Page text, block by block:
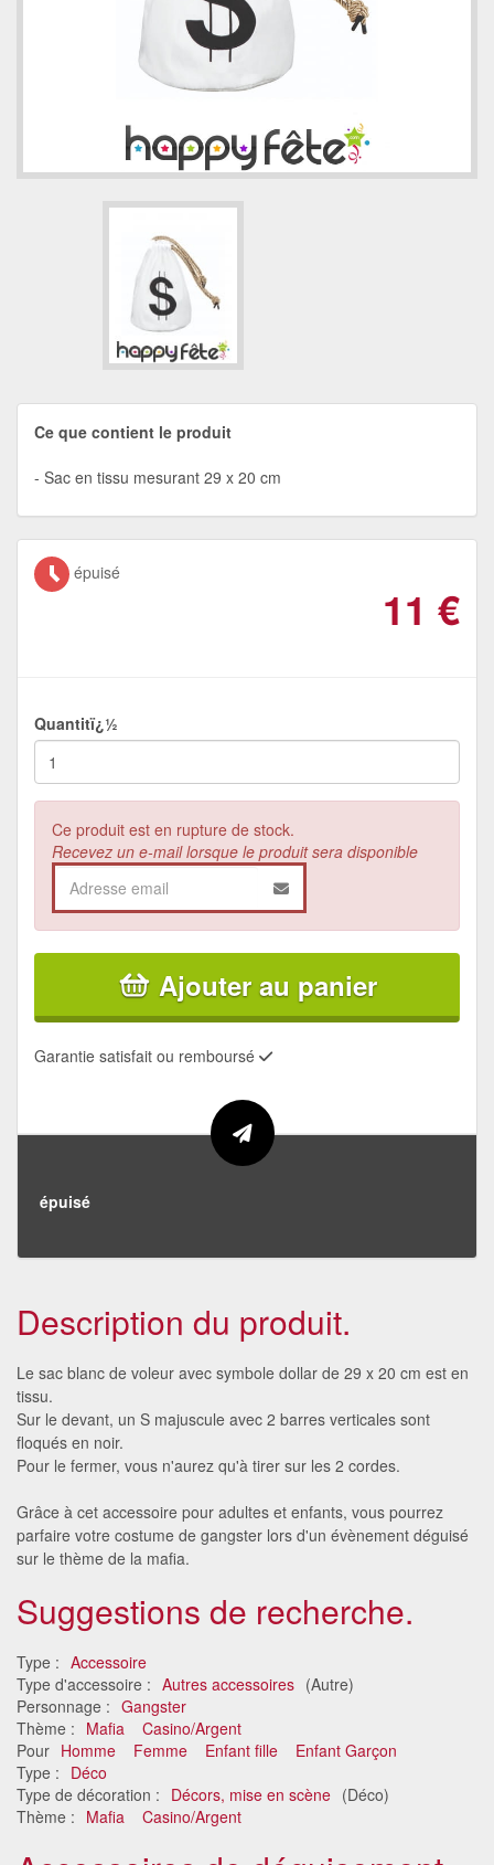
Ce que contient le produit
Sac en tissu mesurant 29 x 20 cm
épuisé
11 €
Quantitï¿½
Ce produit est en rupture de stock.
Recevez un e-mail lorsque le produit sera disponible
Ajouter au panier
Garantie satisfait ou remboursé
épuisé
Description du produit.
Le sac blanc de voleur avec symbole dollar de 29 x 20 cm est en
tissu.
Sur le devant, un S majuscule avec 2 barres verticales sont
floqués en noir.
Pour le fermer, vous n'aurez qu'à tirer sur les 2 cordes.
Grâce à cet accessoire pour adultes et enfants, vous pourrez
parfaire votre costume de gangster lors d'un évènement déguisé
sur le thème de la mafia.
Suggestions de recherche.
Type : Accessoire
Type d'accessoire : Autres accessoires (Autre)
Personnage : Gangster
Thème : Mafia
Casino/Argent
Pour Homme Femme Enfant fille
Enfant Garçon
Type : Déco
Type de décoration : Décors, mise en scène (Déco)
Thème : Mafia Casino/Argent